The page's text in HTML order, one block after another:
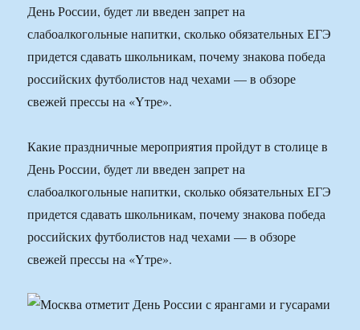
День России, будет ли введен запрет на
слабоалкогольные напитки, сколько обязательных ЕГЭ
придется сдавать школьникам, почему знакова победа
российских футболистов над чехами — в обзоре
свежей прессы на «Yтре».
Какие праздничные мероприятия пройдут в столице в
День России, будет ли введен запрет на
слабоалкогольные напитки, сколько обязательных ЕГЭ
придется сдавать школьникам, почему знакова победа
российских футболистов над чехами — в обзоре
свежей прессы на «Yтре».